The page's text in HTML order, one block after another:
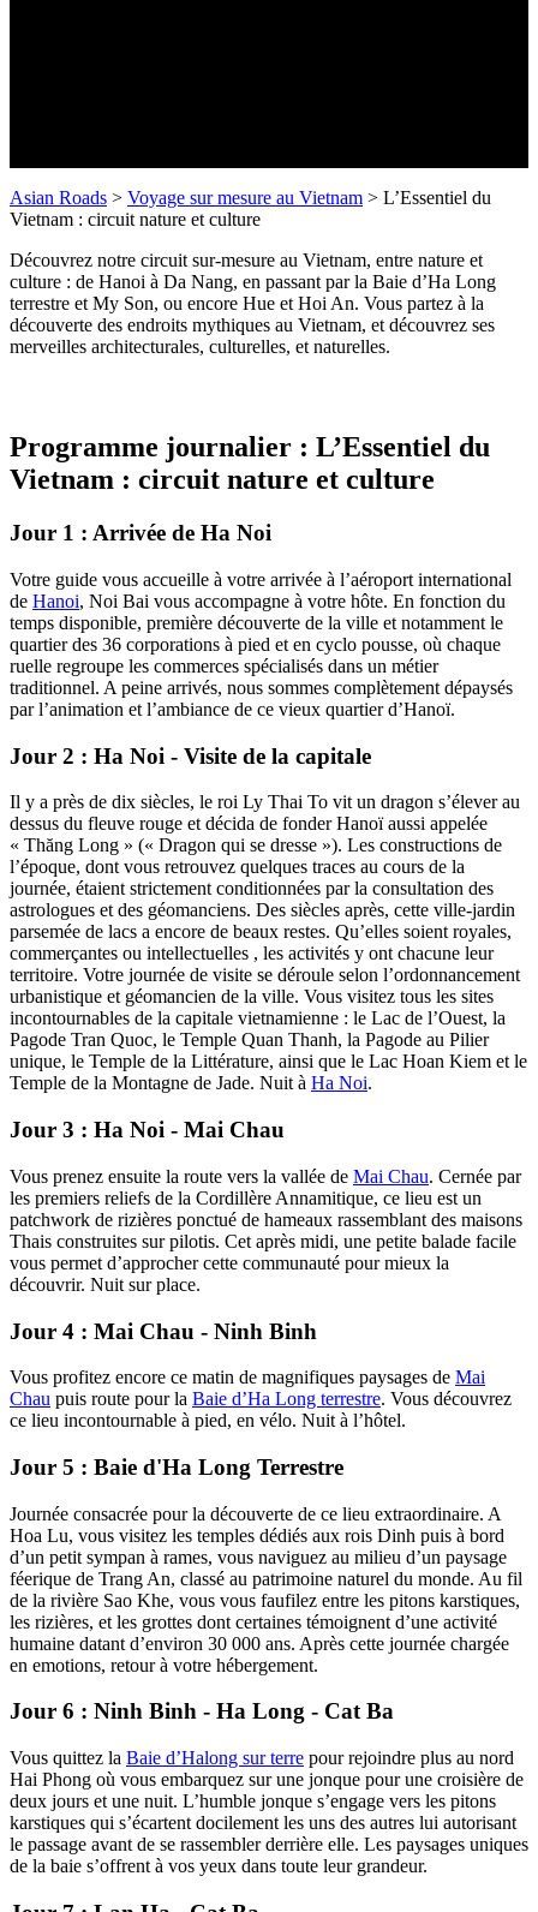
Asian Roads > Voyage sur mesure au Vietnam > L’Essentiel du
Vietnam : circuit nature et culture
Découvrez notre circuit sur-mesure au Vietnam, entre nature et
culture : de Hanoi à Da Nang, en passant par la Baie d’Ha Long
terrestre et My Son, ou encore Hue et Hoi An. Vous partez à la
découverte des endroits mythiques au Vietnam, et découvrez ses
merveilles architecturales, culturelles, et naturelles.
Programme journalier : L’Essentiel du
Vietnam : circuit nature et culture
Jour 1 : Arrivée de Ha Noi
Votre guide vous accueille à votre arrivée à l’aéroport international
de Hanoi, Noi Bai vous accompagne à votre hôte. En fonction du
temps disponible, première découverte de la ville et notamment le
quartier des 36 corporations à pied et en cyclo pousse, où chaque
ruelle regroupe les commerces spécialisés dans un métier
traditionnel. A peine arrivés, nous sommes complètement dépaysés
par l’animation et l’ambiance de ce vieux quartier d’Hanoï.
Jour 2 : Ha Noi - Visite de la capitale
Il y a près de dix siècles, le roi Ly Thai To vit un dragon s’élever au
dessus du fleuve rouge et décida de fonder Hanoï aussi appelée
« Thăng Long » (« Dragon qui se dresse »). Les constructions de
l’époque, dont vous retrouvez quelques traces au cours de la
journée, étaient strictement conditionnées par la consultation des
astrologues et des géomanciens. Des siècles après, cette ville-jardin
parsemée de lacs a encore de beaux restes. Qu’elles soient royales,
commerçantes ou intellectuelles , les activités y ont chacune leur
territoire. Votre journée de visite se déroule selon l’ordonnancement
urbanistique et géomancien de la ville. Vous visitez tous les sites
incontournables de la capitale vietnamienne : le Lac de l’Ouest, la
Pagode Tran Quoc, le Temple Quan Thanh, la Pagode au Pilier
unique, le Temple de la Littérature, ainsi que le Lac Hoan Kiem et le
Temple de la Montagne de Jade. Nuit à Ha Noi.
Jour 3 : Ha Noi - Mai Chau
Vous prenez ensuite la route vers la vallée de Mai Chau. Cernée par
les premiers reliefs de la Cordillère Annamitique, ce lieu est un
patchwork de rizières ponctué de hameaux rassemblant des maisons
Thais construites sur pilotis. Cet après midi, une petite balade facile
vous permet d’approcher cette communauté pour mieux la
découvrir. Nuit sur place.
Jour 4 : Mai Chau - Ninh Binh
Vous profitez encore ce matin de magnifiques paysages de Mai
Chau puis route pour la Baie d’Ha Long terrestre. Vous découvrez
ce lieu incontournable à pied, en vélo. Nuit à l’hôtel.
Jour 5 : Baie d'Ha Long Terrestre
Journée consacrée pour la découverte de ce lieu extraordinaire. A
Hoa Lu, vous visitez les temples dédiés aux rois Dinh puis à bord
d’un petit sympan à rames, vous naviguez au milieu d’un paysage
féerique de Trang An, classé au patrimoine naturel du monde. Au fil
de la rivière Sao Khe, vous vous faufilez entre les pitons karstiques,
les rizières, et les grottes dont certaines témoignent d’une activité
humaine datant d’environ 30 000 ans. Après cette journée chargée
en emotions, retour à votre hébergement.
Jour 6 : Ninh Binh - Ha Long - Cat Ba
Vous quittez la Baie d’Halong sur terre pour rejoindre plus au nord
Hai Phong où vous embarquez sur une jonque pour une croisière de
deux jours et une nuit. L’humble jonque s’engage vers les pitons
karstiques qui s’écartent docilement les uns des autres lui autorisant
le passage avant de se rassembler derrière elle. Les paysages uniques
de la baie s’offrent à vos yeux dans toute leur grandeur.